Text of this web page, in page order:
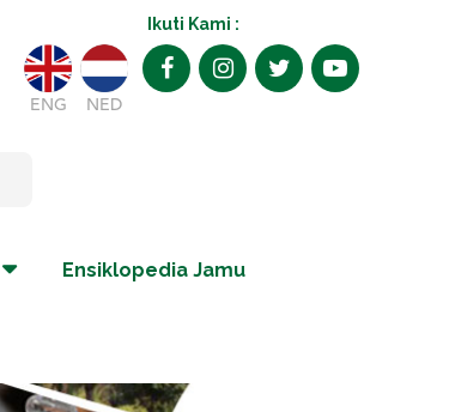
Ikuti Kami :
ENG NED
Ensiklopedia Jamu